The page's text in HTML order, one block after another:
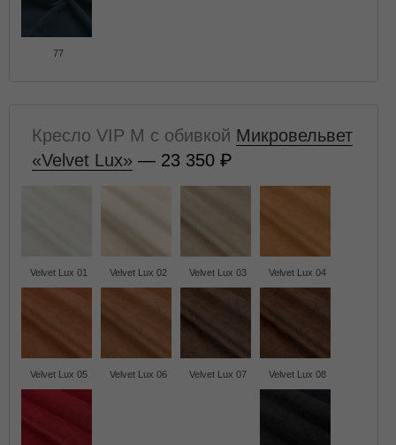
77
Кресло VIP M с обивкой Микровельвет
«Velvet Lux» — 23 350
Velvet Lux 01 Velvet Lux 02 Velvet Lux 03 Velvet Lux 04
Velvet Lux 05 Velvet Lux 06 Velvet Lux 07 Velvet Lux 08